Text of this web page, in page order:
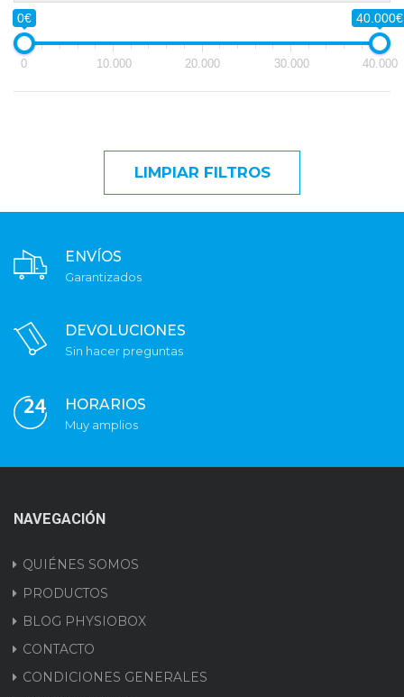
0€ 40.000€
0 10.000 20.000 30.000 40.000
LIMPIAR FILTROS
ENVÍOS
Garantizados
DEVOLUCIONES
Sin hacer preguntas
HORARIOS
Muy amplios
NAVEGACIÓN
QUIÉNES SOMOS
PRODUCTOS
BLOG PHYSIOBOX
CONTACTO
CONDICIONES GENERALES